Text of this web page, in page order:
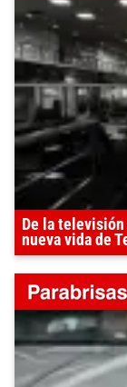
De la
nueva vida de